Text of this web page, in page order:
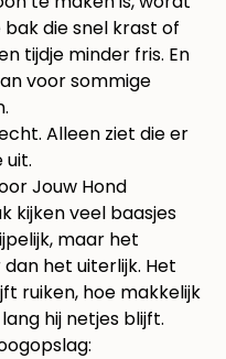
die snel krast of
tijdje minder fris. En
voor sommige
Alleen ziet die er
uit.
Jouw Hond
kijken veel baasjes
maar het
het uiterlijk. Het
ruiken, hoe makkelijk
hij netjes blijft.